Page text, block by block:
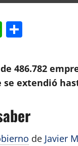
WhatsApp
486.782
extendió
de Javier